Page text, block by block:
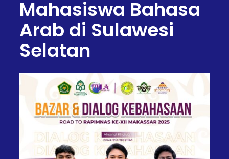
Mahasiswa Bahasa
Arab di Sulawesi
Selatan